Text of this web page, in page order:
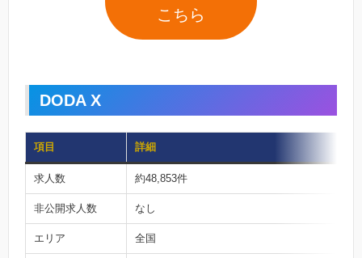
こちら
DODA X
項目 詳細
求人数 約48,853件
非公開求人数 なし
エリア 全国